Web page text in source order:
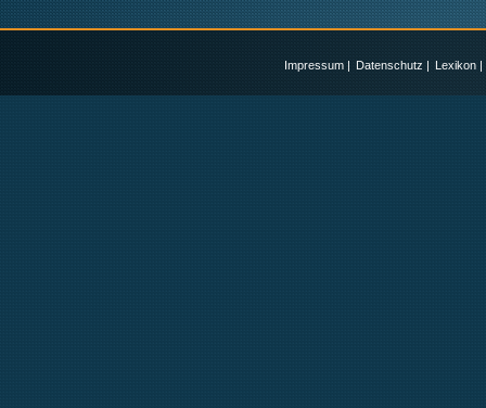
Impressum | Datenschutz | Lexikon |